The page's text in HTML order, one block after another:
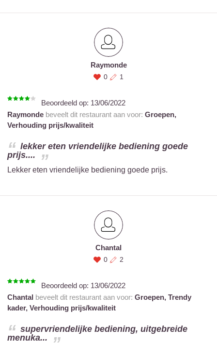
Raymonde
0 1
Beoordeeld op: 13/06/2022
Raymonde beveelt dit restaurant aan voor: Groepen,
Verhouding prijs/kwaliteit
lekker eten vriendelijke bediening goede
prijs....
Lekker eten vriendelijke bediening goede prijs.
Chantal
0 2
Beoordeeld op: 13/06/2022
Chantal beveelt dit restaurant aan voor: Groepen, Trendy
kader, Verhouding prijs/kwaliteit
supervriendelijke bediening, uitgebreide
menuka...